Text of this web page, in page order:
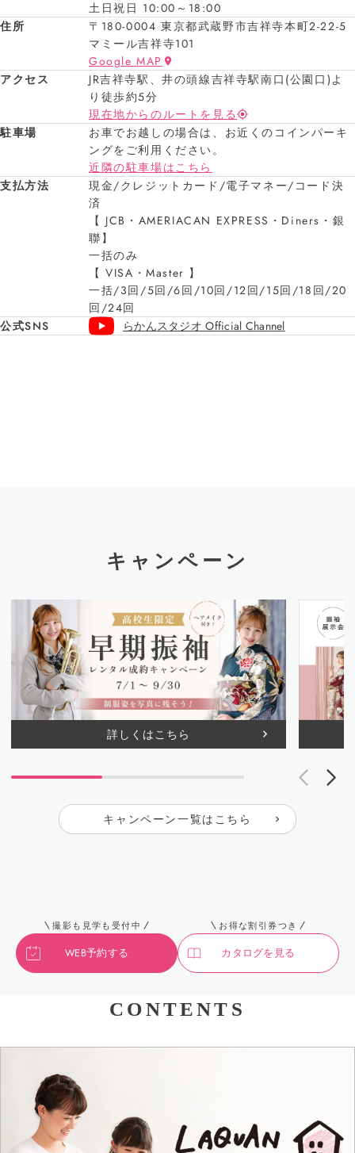
土日祝日 10:00～18:00
住所
〒180-0004 東京都武蔵野市吉祥寺本町2-22-5
マミール吉祥寺101
Google MAP
アクセス
JR吉祥寺駅、井の頭線吉祥寺駅南口(公園口)よ
り徒歩約5分
現在地からのルートを見る
駐車場
お車でお越しの場合は、お近くのコインパーキ
ングをご利用ください。
近隣の駐車場はこちら
支払方法
現金/クレジットカード/電子マネー/コード決
済
【 JCB・AMERIACAN EXPRESS・Diners・銀
聯】
一括のみ
【 VISA・Master 】
一括/3回/5回/6回/10回/12回/15回/18回/20
回/24回
公式SNS
らかんスタジオ Official Channel
キャンペーン
詳しくはこちら
キャンペーン一覧はこちら
撮影も見学も受付中
WEB予約する
お得な割引券つき
カタログを見る
CONTENTS